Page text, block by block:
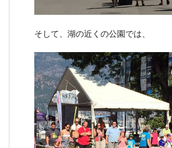
そして、湖の近くの公園では、